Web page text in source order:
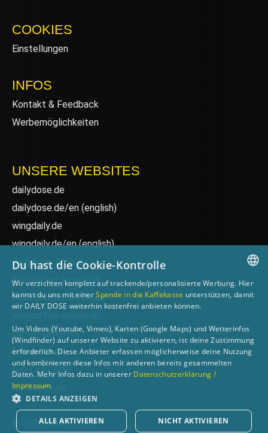
COOKIES
Einstellungen
INFOS
Kontakt & Feedback
Werbemöglichkeiten
UNSERE WEBSITES
dailydose.de
dailydose.de/en (english)
wingdaily.de
wingdaily.de/en(english)
dailydose-shop.de
windsurfen-lernen.de
wellenreiten-lernen.de
surfen-lernen.de
foilsurfen.de
sup-basics.de
ski-basics.de
© 2026 DAILY DOSE
GERMAN
Du hast die Cookie-Kontrolle
Wir verzichten komplett auf trackende/personalisierte Werbung. Hier
kannst du uns mit einerSpende in die Kaffekasse unterstützen, damit
wir DAILY DOSE weiterhin kostenfrei anbieten können.
Um Videos (Youtube, Vimeo), Karten (Google Maps) und Wetterinfos
(Windfinder) auf unserer Website zu aktivieren, ist deine Zustimmung
erforderlich. Diese Anbieter erfassen möglicherweise deine Nutzung
und kombinieren diese Infos mit anderen bereits gesammelten
Daten. Mehr Infos dazu in unserer Datenschutzerklärung /
Impressum
DETAILS ANZEIGEN
ALLE AKTIVIEREN NICHT AKTIVIEREN